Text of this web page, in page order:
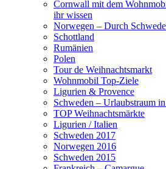
Cornwall mit dem
ihr wissen
Norwegen – Durch
Schottland
Rumänien
Polen
Tour de Weihnachtsmarkt
Wohnmobil Top-Ziele
Ligurien & Provence
Schweden – Urlaubstraum
TOP Weihnachtsmärkte
Ligurien / Italien
Schweden 2017
Norwegen 2016
Schweden 2015